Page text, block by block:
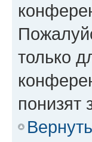
только
понизят